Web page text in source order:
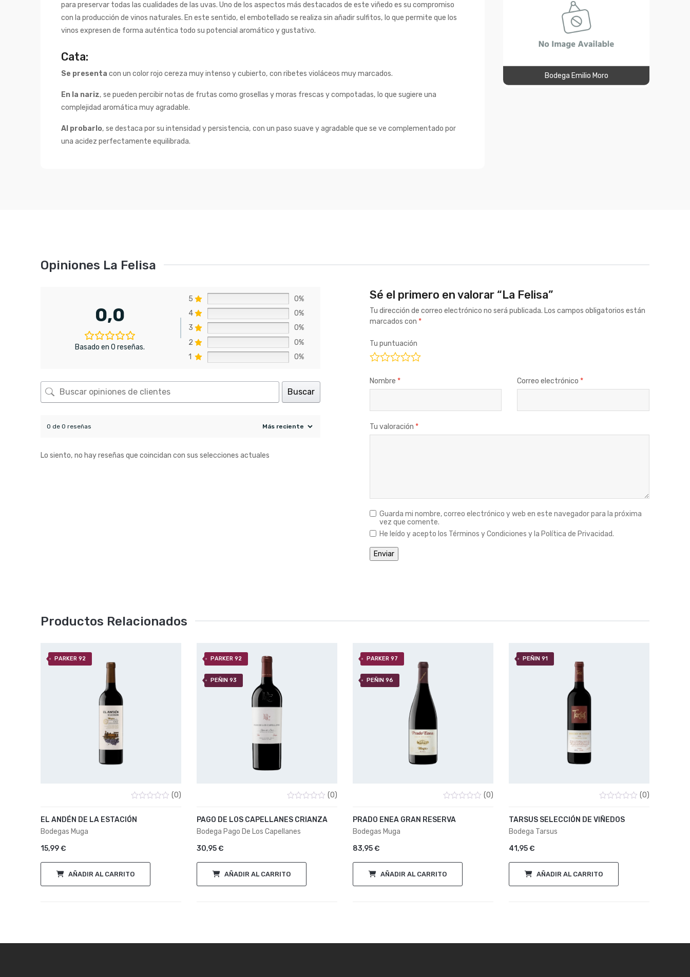
para preservar todas las cualidades de las uvas. Uno de los aspectos más destacados de este viñedo es su compromiso
con la producción de vinos naturales. En este sentido, el embotellado se realiza sin añadir sulfitos, lo que permite que los
vinos expresen de forma auténtica todo su potencial aromático y gustativo.
Cata:
Se presenta con un color rojo cereza muy intenso y cubierto, con ribetes violáceos muy marcados.
En la nariz, se pueden percibir notas de frutas como grosellas y moras frescas y compotadas, lo que sugiere una
complejidad aromática muy agradable.
Al probarlo, se destaca por su intensidad y persistencia, con un paso suave y agradable que se ve complementado por
una acidez perfectamente equilibrada.
Bodega Emilio Moro
Opiniones La Felisa
0,0
Basado en 0 reseñas.
5
0%
4
0%
3
0%
2
0%
1
0%
Buscar
0 de 0 reseñas
Lo siento, no hay reseñas que coincidan con sus selecciones actuales
Sé el primero en valorar “La Felisa”
Tu dirección de correo electrónico no será publicada. Los campos obligatorios están
marcados con *
Tu puntuación
Tu valoración *
Nombre * Correo electrónico *
Guarda mi nombre, correo electrónico y web en este navegador para la próxima
vez que comente.
He leído y acepto los Términos y Condiciones y la Política de Privacidad.
Productos Relacionados
PARKER 92
0
(0)
EL ANDÉN DE LA ESTACIÓN
Bodegas Muga
15,99€
AÑADIR AL CARRITO
PARKER 92
PEÑIN 93
0
5
(0)
PAGO DE LOS CAPELLANES CRIANZA
Bodega Pago De Los Capellanes
30,95€
AÑADIR AL CARRITO
PARKER 97
PEÑIN 96
0
(0)
PRADO ENEA GRAN RESERVA
Bodegas Muga
83,95€
AÑADIR AL CARRITO
PEÑIN 91
0
(0)
TARSUS SELECCIÓN DE VIÑEDOS
Bodega Tarsus
41,95€
AÑADIR AL CARRITO